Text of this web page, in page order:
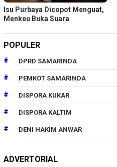
Isu Purbaya Dicopot Menguat,
Menkeu Buka Suara
POPULER
DPRD SAMARINDA
PEMKOT SAMARINDA
DISPORA KUKAR
DISPORA KALTIM
DENI HAKIM ANWAR
ADVERTORIAL